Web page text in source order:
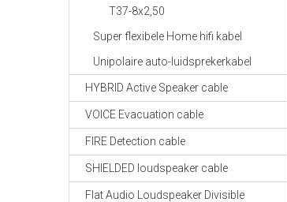
T37-8x2,50
Super flexibele Home hifi kabel
Unipolaire auto-luidsprekerkabel
HYBRID Active Speaker cable
VOICE Evacuation cable
FIRE Detection cable
SHIELDED loudspeaker cable
Flat Audio Loudspeaker Divisible